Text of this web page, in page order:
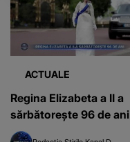
ACTUALE
Regina Elizabeta a II a
sărbătorește 96 de ani